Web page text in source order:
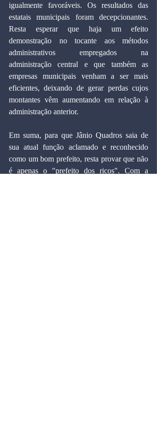
igualmente favoráveis. Os resultados das
estatais municipais foram decepcionantes.
Resta esperar que haja um efeito
demonstração no tocante aos métodos
administrativos empregados na
administração central e que também as
empresas municipais venham a ser mais
eficientes, deixando de gerar perdas cujos
montantes vêm aumentando em relação à
administração anterior.
Em suma, para que Jânio Quadros saia de
sua atual função aclamado e reconhecido
como um bom prefeito, resta provar que não
é apenas o "prefeito dos ricos". Com a